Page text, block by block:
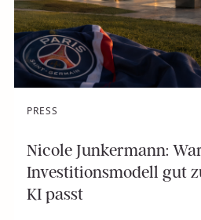
PRESS
Nicole Junkermann:
Investitionsmodell gut
KI passt